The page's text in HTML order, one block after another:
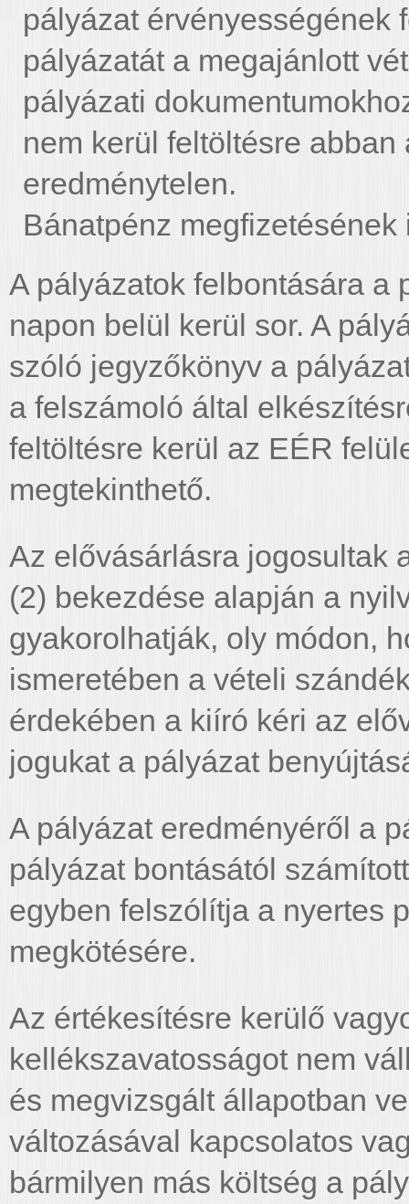
pályázat érvényességének
pályázatát a megajánlott
pályázati
nem kerül feltöltésre
eredménytelen.
Bánatpénz megfizetésének
A pályázatok felbontására a
napon belül kerül sor. A
szóló jegyzőkönyv a
a felszámoló által
feltöltésre kerül az EÉR
megtekinthető.
Az elővásárlásra jogosultak
(2) bekezdése alapján a
gyakorolhatják, oly módon,
ismeretében a vételi
érdekében a kiíró kéri az
jogukat a pályázat
A pályázat eredményéről a
pályázat bontásától
egyben felszólítja a nyertes
megkötésére.
Az értékesítésre kerülő
kellékszavatosságot nem
és megvizsgált állapotban
változásával kapcsolatos
bármilyen más költség a